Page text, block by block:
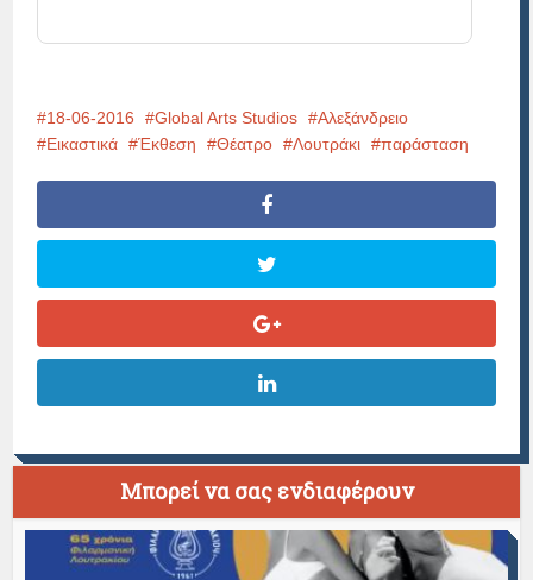
18-06-2016 Global Arts Studios
Αλεξάνδρειο
Εικαστικά
Έκθεση Θέατρο Λουτράκι παράσταση
Μπορεί να σας ενδιαφέρουν